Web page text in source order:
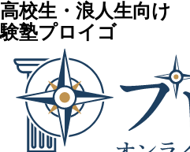
高校生・浪人生向け
験塾プロイゴ